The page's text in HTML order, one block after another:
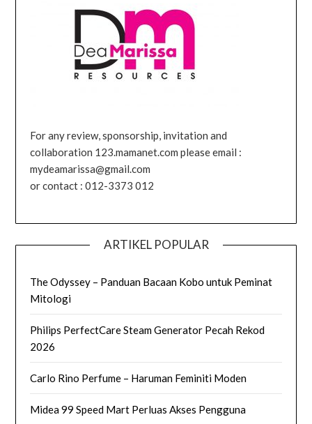
For any review, sponsorship, invitation and
collaboration 123.mamanet.com please email :
mydeamarissa@gmail.com
or contact : 012-3373 012
ARTIKEL POPULAR
The Odyssey – Panduan Bacaan Kobo untuk Peminat
Mitologi
Philips PerfectCare Steam Generator Pecah Rekod
2026
Carlo Rino Perfume – Haruman Feminiti Moden
Midea 99 Speed Mart Perluas Akses Pengguna